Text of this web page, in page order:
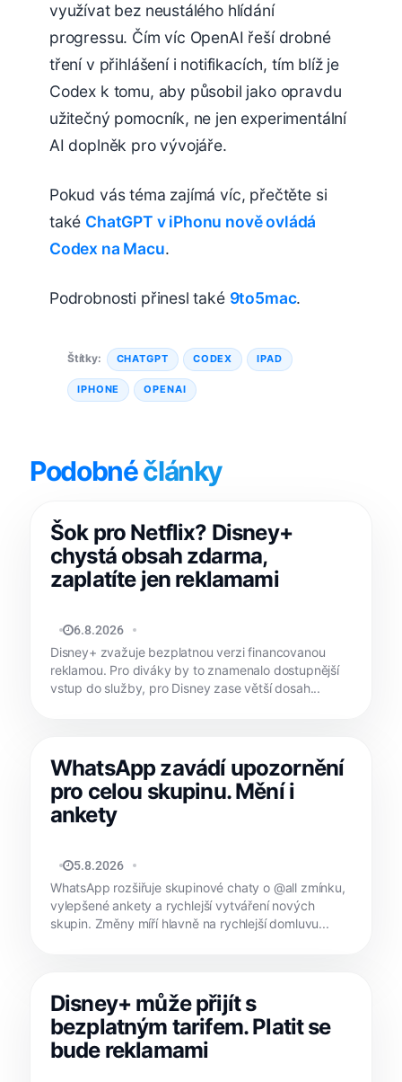
využívat bez neustálého hlídání
progressu. Čím víc OpenAI řeší drobné
tření v přihlášení i notifikacích, tím blíž je
Codex k tomu, aby působil jako opravdu
užitečný pomocník, ne jen experimentální
AI doplněk pro vývojáře.
Pokud vás téma zajímá víc, přečtěte si
také ChatGPT v iPhonu nově ovládá
Codex na Macu.
Podrobnosti přinesl také 9to5mac.
Štítky: CHATGPT CODEX IPAD
IPHONE OPENAI
Podobnéčlánky
Šok pro Netflix? Disney+
chystá obsah zdarma,
zaplatíte jen reklamami
MATYÁŠ KOZÁK
6.8.2026
Disney+ zvažuje bezplatnou verzi financovanou
reklamou. Pro diváky by to znamenalo dostupnější
vstup do služby, pro Disney zase větší dosah...
WhatsApp zavádí upozornění
pro celou skupinu. Mění i
ankety
MATYÁŠ KOZÁK
5.8.2026
WhatsApp rozšiřuje skupinové chaty o @all zmínku,
vylepšené ankety a rychlejší vytváření nových
skupin. Změny míří hlavně na rychlejší domluvu...
Disney+ může přijít s
bezplatným tarifem. Platit se
bude reklamami